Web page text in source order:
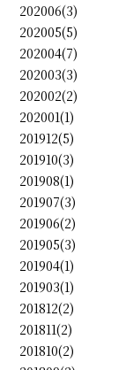
202006(3)
202005(5)
202004(7)
202003(3)
202002(2)
202001(1)
201912(5)
201910(3)
201908(1)
201907(3)
201906(2)
201905(3)
201904(1)
201903(1)
201812(2)
201811(2)
201810(2)